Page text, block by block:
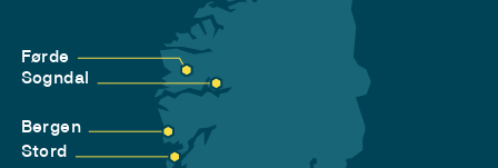
Førde
Sogndal
Bergen
Stord